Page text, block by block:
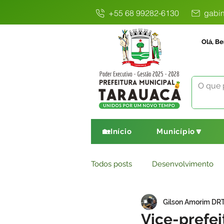
+55 68 99282-6130
Olá,
🏡Início Município🔽
Todos posts Desenvolvimento
Comunicado
Vice-
Gilson Amorim